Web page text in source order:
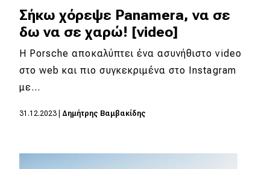
Σήκω χόρεψε Panamera, να σε
δω να σε χαρώ! [video]
Η Porsche αποκαλύπτει ένα ασυνήθιστο video
στο web και πιο συγκεκριμένα στο Instagram
με…
31.12.2023 Δημήτρης Βαμβακίδης